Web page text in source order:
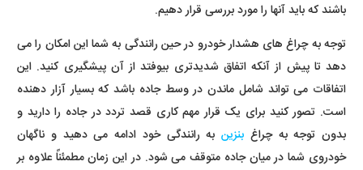
باشند که باید آنها را مورد بررسی قرار دهیم.
توجه به چراغ های هشدار خودرو در حین رانندگی به شما این امکان را می
دهد تا پیش از آنکه اتفاق شدیدتری بیوفتد از آن پیشگیری کنید. این
اتفاقات می تواند شامل ماندن در وسط جاده باشد که بسیار آزار دهنده
است. تصور کنید برای یک قرار مهم کاری قصد تردد در جاده را دارید و
بدون توجه به چراغ بنزین به رانندگی خود ادامه می دهید و ناگهان
خودروی شما در میان جاده متوقف می شود. در این زمان مطمئناً علاوه بر